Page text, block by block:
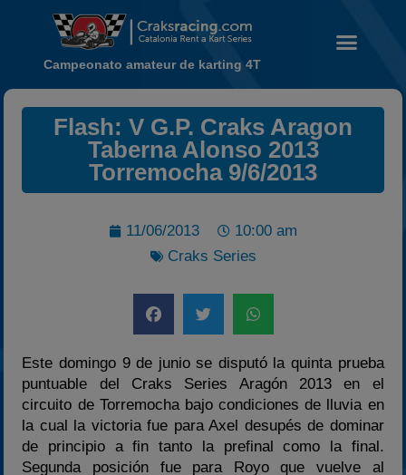
Noticias
Calendario
Temporada 2026
Campeonato
2023
2024
2025
Campeonato amateur de karting 4T
Flash: V G.P. Craks Aragon
Taberna Alonso 2013
Torremocha 9/6/2013
11/06/2013
10:00 am
Craks Series
Este domingo 9 de junio se disputó la quinta prueba
puntuable del Craks Series Aragón 2013 en el
circuito de Torremocha bajo condiciones de lluvia en
la cual la victoria fue para Axel desupés de dominar
de principio a fin tanto la prefinal como la final.
Segunda posición fue para Royo que vuelve al